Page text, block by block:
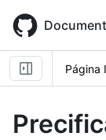
main
content
Página